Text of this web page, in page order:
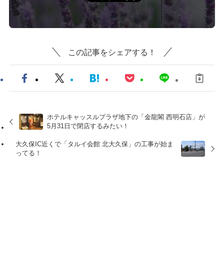
この記事をシェアする！
ホテルキャッスルプラザ地下の「金龍閣 西明石店」が
5月31日で閉店するみたい！
大久保IC近くで「タルイ会館 北大久保」の工事が始ま
ってる！